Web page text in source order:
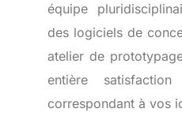
équipe
des logiciels de
atelier de
entière
correspondant à vos